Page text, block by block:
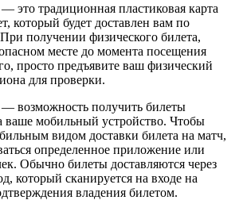
— это традиционная пластиковая карта
который будет доставлен вам по
получении физического билета,
месте до момента посещения
просто предъявите ваш физический
для проверки.
— возможность получить билеты
ваше мобильный устройство. Чтобы
видом доставки билета на матч,
определенное приложение или
Обычно билеты доставляются через
который сканируется на входе на
владения билетом.